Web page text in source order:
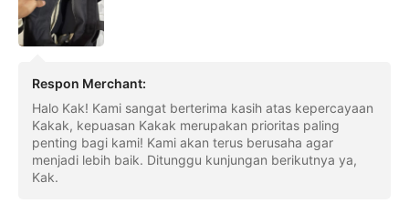
Respon Merchant:
Halo Kak! Kami sangat berterima kasih atas kepercayaan
Kakak, kepuasan Kakak merupakan prioritas paling
penting bagi kami! Kami akan terus berusaha agar
menjadi lebih baik. Ditunggu kunjungan berikutnya ya,
Kak.